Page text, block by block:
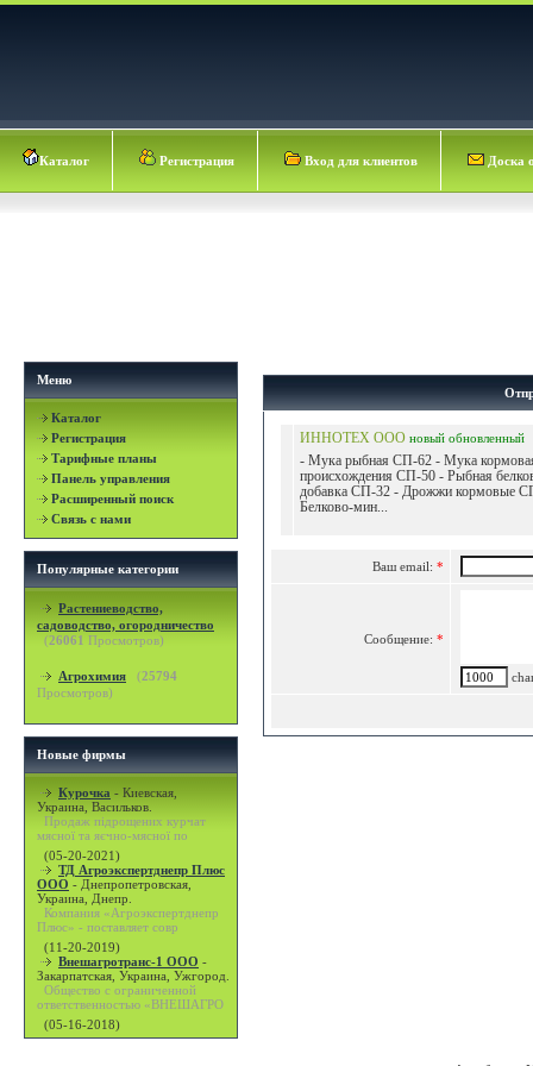
Каталог Регистрация Вход для клиентов Доска
Меню
Каталог
Регистрация
Тарифные планы
Панель управления
Расширенный поиск
Связь с нами
Популярные категории
Растениеводство,
садоводство, огородничество
(26061 Просмотров)
Агрохимия (25794
Просмотров)
Новые фирмы
Курочка - Киевская,
Украина, Васильков.
Продаж підрощених курчат
мясної та яєчно-мясної по
(05-20-2021)
ТД Агроэкспертднепр Плюс
ООО - Днепропетровская,
Украина, Днепр.
Компания «Агроэкспертднепр
Плюс» - поставляет совр
(11-20-2019)
Внешагротранс-1 ООО -
Закарпатская, Украина, Ужгород.
Общество с ограниченной
ответственностью «ВНЕШАГРО
(05-16-2018)
ИННОТЕХ ООО новый обновленный
- Мука рыбная СП-62 - Мука
происхождения СП-50 - Рыбная
добавка СП-32 - Дрожжи кормовые
Белково-мин...
Ваш email: *
Сообщение: *